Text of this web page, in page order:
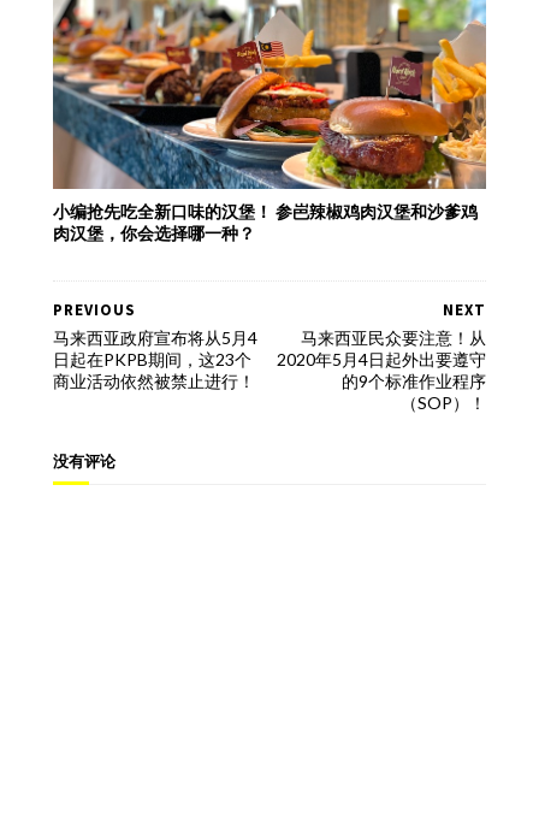
小编抢先吃全新口味的汉堡！ 参岜辣椒鸡肉汉堡和沙爹鸡
肉汉堡，你会选择哪一种？
NEXT
马来西亚民众要注意！从
2020年5月4日起外出要遵守
的9个标准作业程序
（SOP）！
PREVIOUS
马来西亚政府宣布将从5月4
日起在PKPB期间，这23个
商业活动依然被禁止进行！
没有评论